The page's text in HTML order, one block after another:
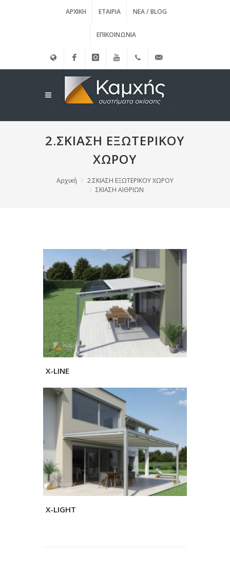
ΑΡΧΙΚΉ ΕΤΑΙΡΊΑ ΝΈΑ / BLOG
ΕΠΙΚΟΙΝΩΝΊΑ
FacebookinstagramYoutube (+30)
210.3455761
info@kamxis.gr
2.ΣΚΙΑΣΗ ΕΞΩΤΕΡΙΚΟΥ
ΧΩΡΟΥ
Αρχική
2.ΣΚΙΑΣΗ ΕΞΩΤΕΡΙΚΟΥ ΧΩΡΟΥ
ΣΚΙΑΣΗ ΑΙΘΡΙΩΝ
X-LINE
X-LIGHT